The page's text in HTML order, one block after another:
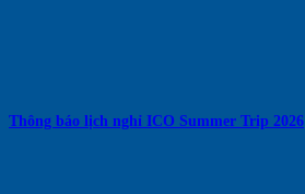
Thông báo lịch nghỉ ICO Summer Trip 2026